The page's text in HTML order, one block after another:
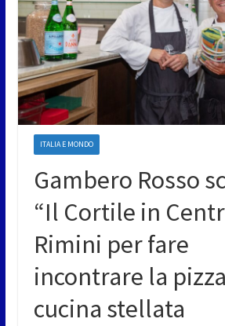
ITALIA E MONDO
Gambero Rosso
“Il Cortile in
Rimini per fare
incontrare la
cucina stellata